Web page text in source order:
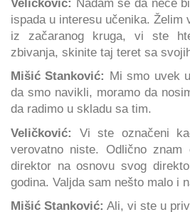
Veličković: Nadam se da neće
ispada u interesu učenika. Želim
iz začaranog kruga, vi ste
zbivanja, skinite taj teret sa
Mišić Stanković:
Mi smo uvek
da smo navikli, moramo da
da radimo u skladu sa tim.
Veličković:
Vi ste označeni
verovatno niste. Odlično
direktor na osnovu svog
godina. Valjda sam nešto malo i
Mišić Stanković: Ali, vi ste u